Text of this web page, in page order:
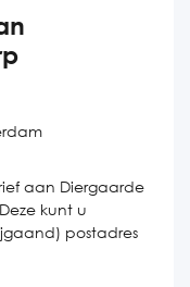
aan Diergaarde
kunt u
postadres